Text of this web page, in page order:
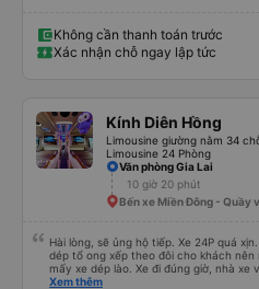
Không cần thanh toán trước
Xác nhận chỗ ngay lập tức
Kính Diên Hồng
Limousine giường nằm 34
Limousine 24 Phòng
Văn phòng Gia Lai
10 giờ 20 phút
Bến xe Miền Đông - Quầy
Hài lòng, sẽ ủng hộ tiếp. Xe 24P quá
dép tổ ong xếp theo đôi cho khách
mấy xe dép lào. Xe đi đúng giờ, nhà xe
cuộc trong buổi sáng ngày đi. Gần tới
Xem thêm